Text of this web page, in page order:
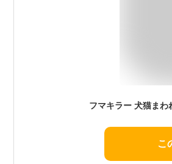
フマキラー 犬猫ま
こ